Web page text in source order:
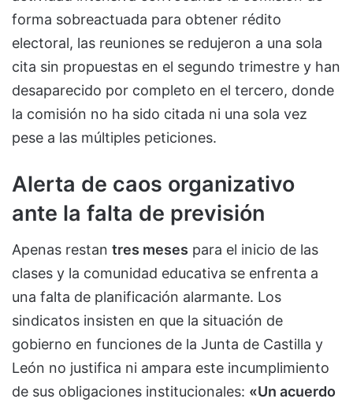
forma sobreactuada para obtener rédito
electoral, las reuniones se redujeron a una sola
cita sin propuestas en el segundo trimestre y han
desaparecido por completo en el tercero, donde
la comisión no ha sido citada ni una sola vez
pese a las múltiples peticiones.
Alerta de caos organizativo
ante la falta de previsión
Apenas restan tres meses para el inicio de las
clases y la comunidad educativa se enfrenta a
una falta de planificación alarmante. Los
sindicatos insisten en que la situación de
gobierno en funciones de la Junta de Castilla y
León no justifica ni ampara este incumplimiento
de sus obligaciones institucionales: «Un acuerdo